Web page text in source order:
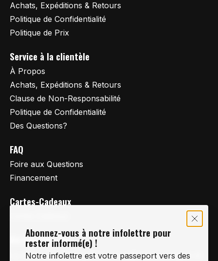
Achats, Expéditions & Retours
Politique de Confidentialité
Politique de Prix
Service à la clientèle
À Propos
Achats, Expéditions & Retours
Clause de Non-Responsabilité
Politique de Confidentialité
Des Questions?
FAQ
Foire aux Questions
Financement
Cartes-Cadeaux
Vertige Vélo Ski
La référence en vélo de route, vélo de montagne et
Abonnez-vous à notre infolettre pour
rester informé(e) !
Notre infolettre est votre passeport vers des